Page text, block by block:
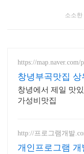
소소
https://map.naver.com/
창녕부곡맛집 상
창녕에서 제일 맛
가성비맛집
http://프로그램개발
개인프로그램 개